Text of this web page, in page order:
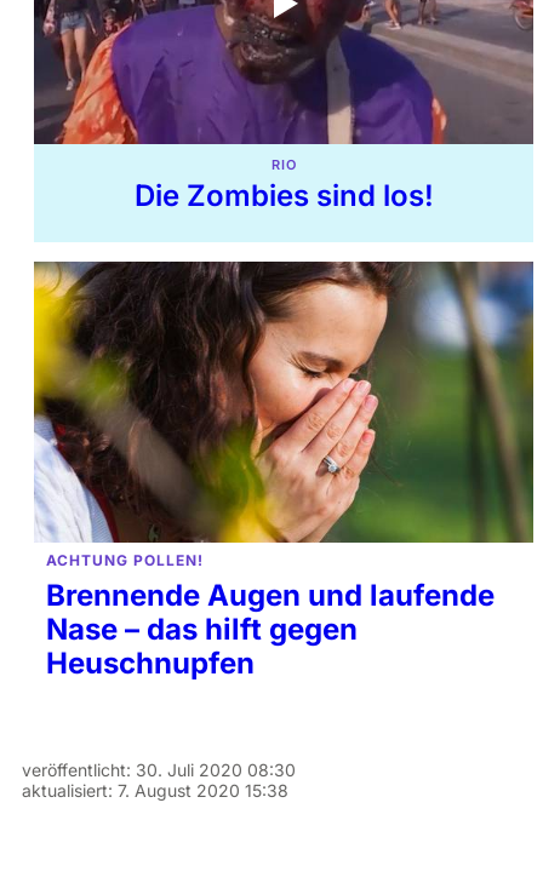
RIO
Die Zombies sind los!
ACHTUNG POLLEN!
Brennende Augen und laufende
Nase – das hilft gegen
Heuschnupfen
veröffentlicht: 30. Juli 2020 08:30
aktualisiert: 7. August 2020 15:38